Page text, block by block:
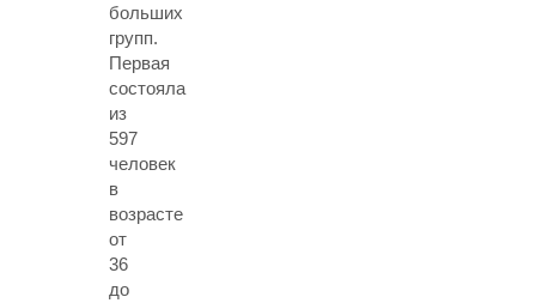
больших
групп.
Первая
состояла
из
597
человек
в
возрасте
от
36
до